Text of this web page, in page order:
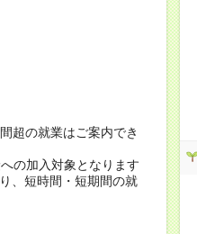
超の就業はご案内でき
の加入対象となります
、短時間・短期間の就